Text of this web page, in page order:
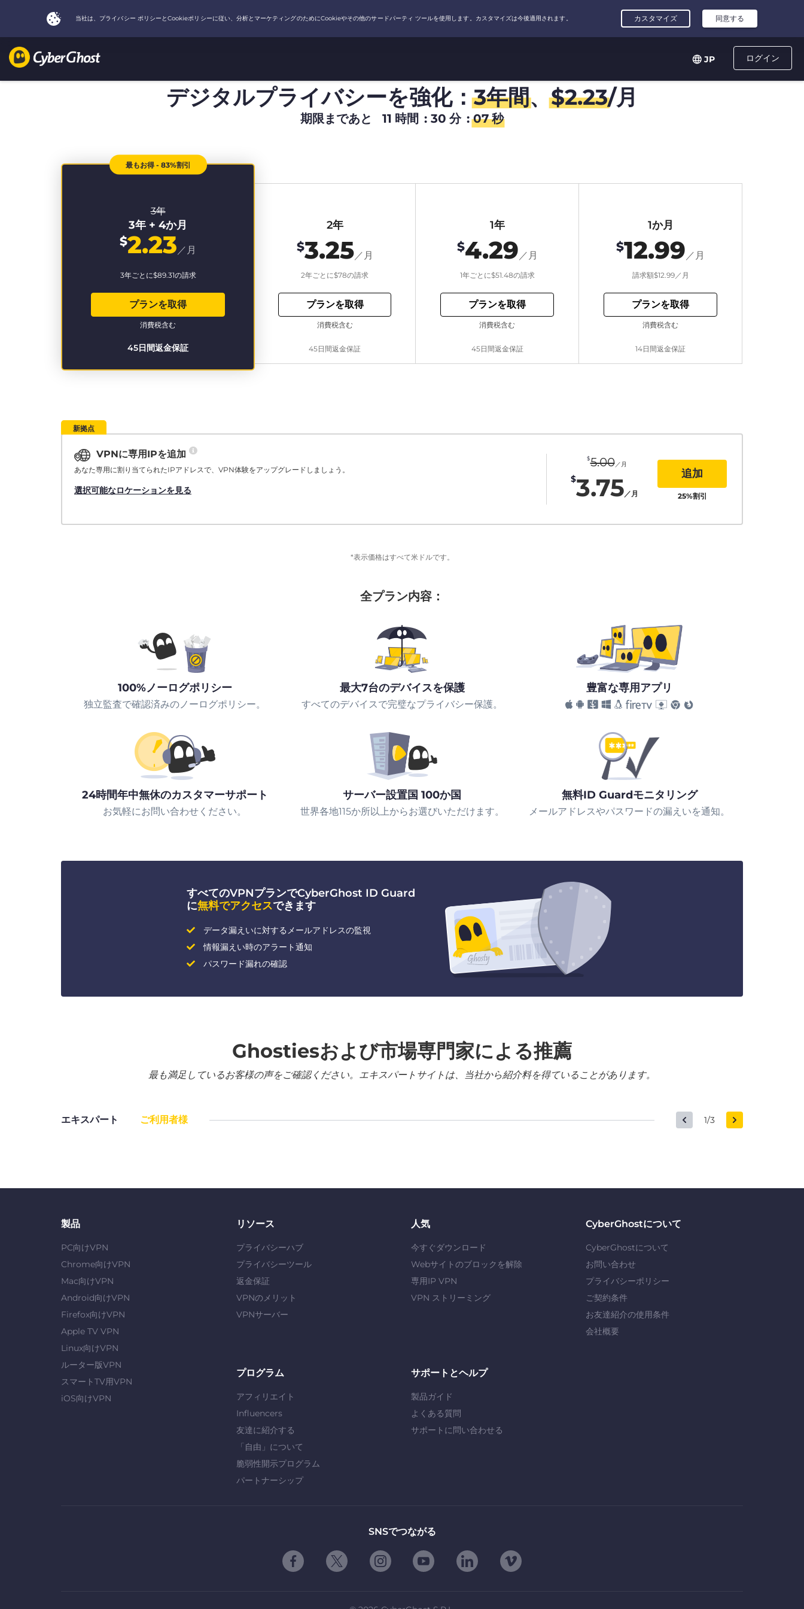
ログイン
JP
デジタルプライバシーを強化：3年間、$2.23/月
期限まであと 11 時間 : 30 分 : 06 秒
最もお得 - 83%割引
3年
3年 + 4か月
$2.23 ／月
3年ごとに$89.31の請求
プランを取得
45日間返金保証
消費税含む
2年
$3.25／月
2年ごとに$78の請求
プランを取得
45日間返金保証
消費税含む
1年
$4.29 ／月
1年ごとに$51.48の請求
プランを取得
45日間返金保証
消費税含む
1か月
$12.99 ／月
請求額$12.99／月
プランを取得
14日間返金保証
消費税含む
新拠点
VPNに専用IPを追加
あなた専用に割り当てられたIPアドレスで、VPN体験をアップグレードしましょう。
選択可能なロケーションを見る
$5.00／月
$3.75 ／月
追加
25%割引
*表示価格はすべて米ドルです。
全プラン内容：
100%ノーログポリシー
独立監査で確認済みのノーログポリシー。
最大7台のデバイスを保護
すべてのデバイスで完璧なプライバシー保護。
豊富な専用アプリ
24時間年中無休のカスタマーサポート
お気軽にお問い合わせください。
サーバー設置国 100か国
世界各地115か所以上からお選びいただけます。
無料ID Guardモニタリング
メールアドレスやパスワードの漏えいを通知。
すべてのVPNプランでCyberGhost ID Guard
に無料でアクセスできます
データ漏えいに対するメールアドレスの監視
情報漏えい時のアラート通知
パスワード漏れの確認
Ghostiesおよび市場専門家による推薦
最も満足しているお客様の声をご確認ください。エキスパートサイトは、当社から紹介料を得ていることがあります。
エキスパート ご利用者様 1/3
製品
PC向けVPN
Chrome向けVPN
Mac向けVPN
Android向けVPN
Firefox向けVPN
Apple TV VPN
Linux向けVPN
ルーター版VPN
スマートTV用VPN
iOS向けVPN
リソース
プライバシーハブ
プライバシーツール
返金保証
VPNのメリット
VPNサーバー
人気
今すぐダウンロード
Webサイトのブロックを解除
専用IP VPN
VPN ストリーミング
CyberGhostについて
CyberGhostについて
お問い合わせ
プライバシーポリシー
ご契約条件
お友達紹介の使用条件
会社概要
プログラム
アフィリエイト
Influencers
友達に紹介する
「自由」について
脆弱性開示プログラム
パートナーシップ
サポートとヘルプ
製品ガイド
よくある質問
サポートに問い合わせる
SNSでつながる